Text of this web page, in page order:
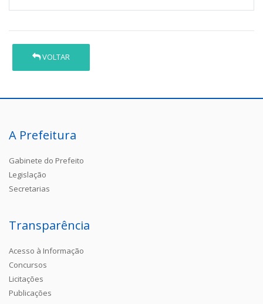
VOLTAR
A Prefeitura
Gabinete do Prefeito
Legislação
Secretarias
Transparência
Acesso à Informação
Concursos
Licitações
Publicações